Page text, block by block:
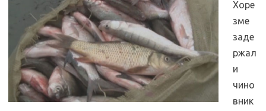
Хоре
зме
заде
ржал
и
чино
вник